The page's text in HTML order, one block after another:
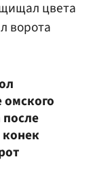
цвета
ворота
конек